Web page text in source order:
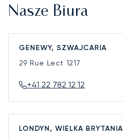
Nasze Biura
GENEWY, SZWAJCARIA
29 Rue Lect 1217
+41 22 782 12 12
LONDYN, WIELKA BRYTANIA